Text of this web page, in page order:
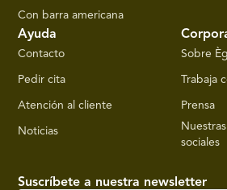
Con barra americana
Ayuda
Contacto
Pedir cita
Atención al cliente
Noticias
Sobre
Trabaja
Prensa
sociales
Suscríbete a nuestra newsletter